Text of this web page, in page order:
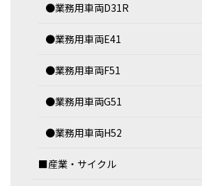
●業務用車両D31R
●業務用車両E41
●業務用車両F51
●業務用車両G51
●業務用車両H52
■産業・サイクル